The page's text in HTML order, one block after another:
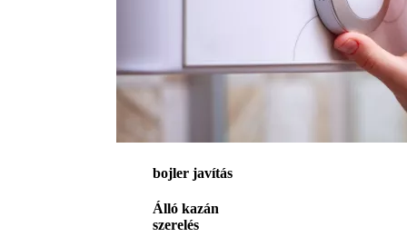
bojler javítás
Álló kazán
szerelés